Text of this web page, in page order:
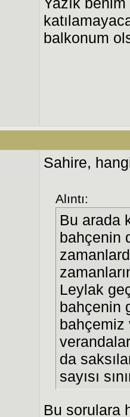
balkonum
Sahire,
Alıntı:
Bu arada
bahçenin
Leylak
bahçenin
bahçemiz
da
sayısı
Bu sorulara